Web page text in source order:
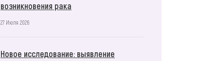
возникновения рака
27 Июля 2026
Новое исследование: выявление